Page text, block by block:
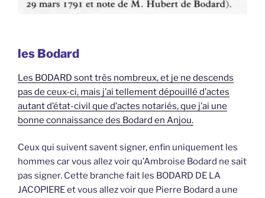
les Bodard
Les BODARD sont très nombreux, et je ne descends
pas de ceux-ci, mais j’ai tellement dépouillé d’actes
autant d’état-civil que d’actes notariés, que j’ai une
bonne connaissance des Bodard en Anjou.
Ceux qui suivent savent signer, enfin uniquement les
hommes car vous allez voir qu’Ambroise Bodard ne sait
pas signer. Cette branche fait les BODARD DE LA
JACOPIERE et vous allez voir que Pierre Bodard a une